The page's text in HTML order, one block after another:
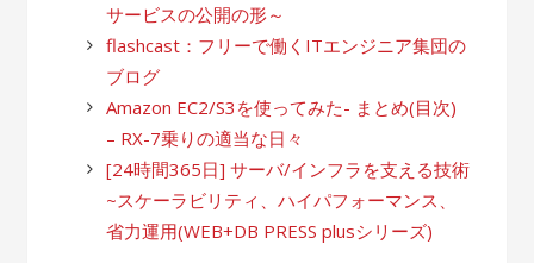
サービスの公開の形～
flashcast：フリーで働くITエンジニア集団の
ブログ
Amazon EC2/S3を使ってみた- まとめ(目次)
– RX-7乗りの適当な日々
[24時間365日] サーバ/インフラを支える技術
~スケーラビリティ、ハイパフォーマンス、
省力運用(WEB+DB PRESS plusシリーズ)